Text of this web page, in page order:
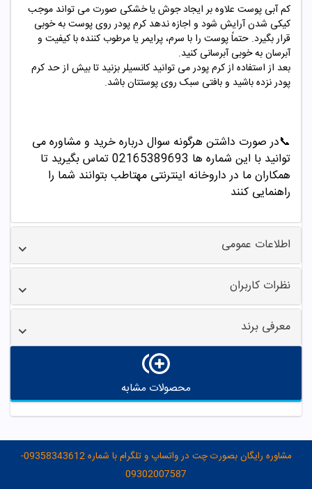
کم آبی پوست علاوه بر ایجاد جوش یا خشکی صورت می تواند موجب
کیکی شدن آرایش شود و اجازه ندهد کرم پودر روی پوست به خوبی
قرار بگیرد. حتماً پوست را با سرم، پرایمر یا مرطوب کننده با کیفیت و
آبرسان به خوبی آبرسانی کنید.
بعد از استفاده از کرم پودر می توانید کانسیلر بزنید تا بیش از حد کرم
پودر نزده باشید و بافتی سبک روی پوستتان باشد.
📞در صورت داشتن هرگونه سوال درباره خرید و مشاوره می
توانید با این شماره ها 02165389693
تماس بگیرید تا
همکاران ما در داروخانه اینترنتی مهتاطب بتوانند شما را
راهنمایی کنند
اطلاعات عمومی
نظرات کاربران
معرفی برند
محصولات مشابه
مشاوره رایگان بصورت چت در واتساپ و تلگرام با شماره 09358343612-
09302007587